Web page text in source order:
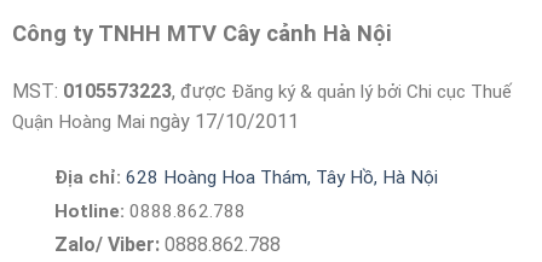
Công ty TNHH MTV Cây cảnh Hà Nội
MST: 0105573223, được Đăng ký & quản lý bởi Chi cục Thuế
Quận Hoàng Mai ngày 17/10/2011
Địa chỉ: 628 Hoàng Hoa Thám, Tây Hồ, Hà Nội
Hotline: 0888.862.788
Zalo/ Viber:0888.862.788